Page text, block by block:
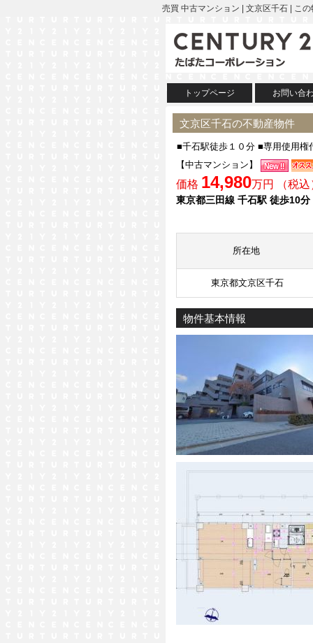
売買 中古マンション | 文京区千石 | こ
トップページ お問い合
文京区千石の不動産物件
■千石駅徒歩１０分 ■専用使用
【中古マンション】
価格 14,980万円 （税込
東京都三田線 千石駅 徒歩10分
所在地
東京都文京区千石
物件基本情報